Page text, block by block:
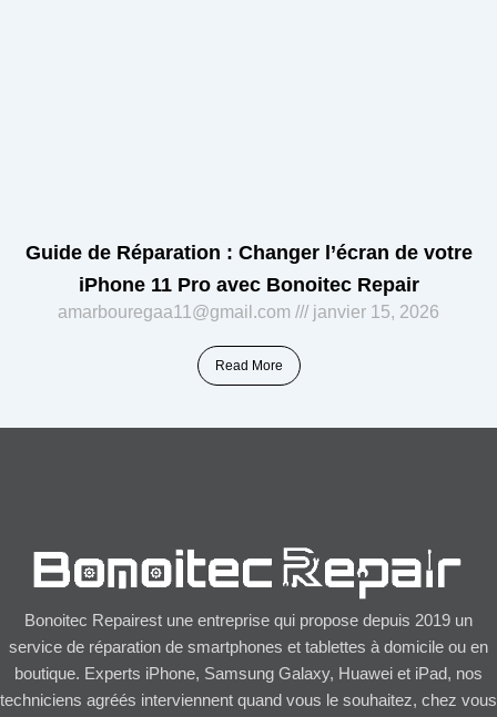
Guide de Réparation : Changer l’écran de votre
iPhone 11 Pro avec Bonoitec Repair
amarbouregaa11@gmail.com janvier 15, 2026
Read More
Bonoitec Repairest une entreprise qui propose depuis 2019 un
service de réparation de smartphones et tablettes à domicile ou en
boutique. Experts iPhone, Samsung Galaxy, Huawei et iPad, nos
techniciens agréés interviennent quand vous le souhaitez, chez vous